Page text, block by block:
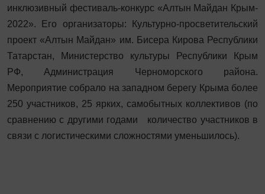
инклюзивный фестиваль-конкурс «Алтын Майдан Крым-
2022». Его организаторы: Культурно-просветительский
проект «Алтын Майдан» им. Бисера Кирова Республики
Татарстан, Министерство культуры Республики Крым
РФ, Администрация Черноморского района.
Мероприятие собрало на западном берегу Крыма более
250 участников, 25 ярких, самобытных коллективов (по
сравнению с другими годами количество участников в
связи с логистическими сложностями уменьшилось).